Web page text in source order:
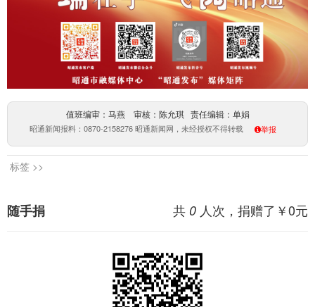
值班编审：马燕 审核：陈允琪 责任编辑：单娟
昭通新闻报料：0870-2158276 昭通新闻网，未经授权不得转载 举报
标签 >>
共 0 人次，捐赠了￥0元
随手捐